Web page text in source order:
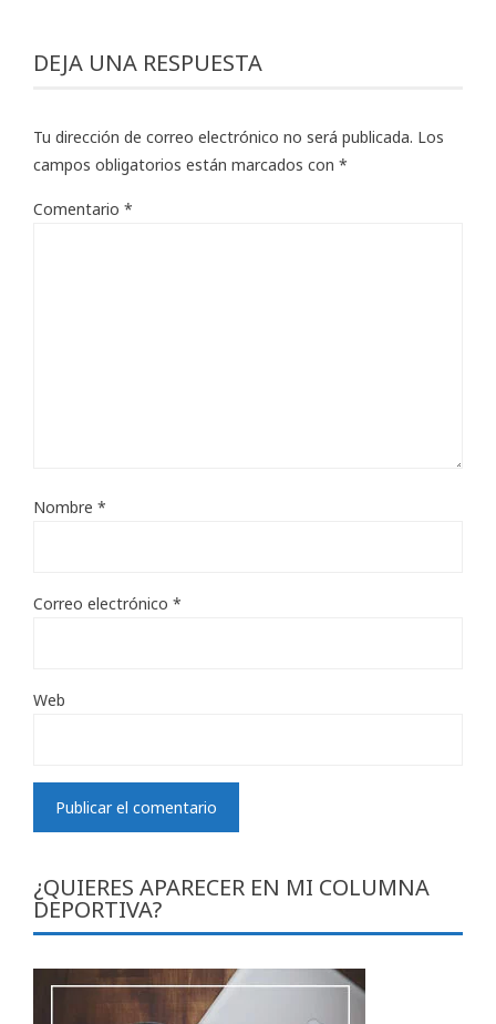
DEJA UNA RESPUESTA
Tu dirección de correo electrónico no será publicada. Los
campos obligatorios están marcados con *
Comentario *
Nombre *
Correo electrónico *
Web
¿QUIERES APARECER EN MI COLUMNA
DEPORTIVA?